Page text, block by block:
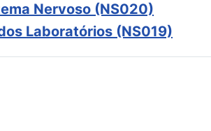
Nervoso (NS020)
Laboratórios (NS019)